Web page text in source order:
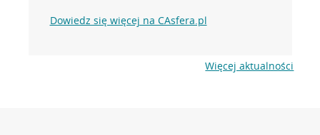
Dowiedz się więcej na CAsfera.pl
Więcej aktualności